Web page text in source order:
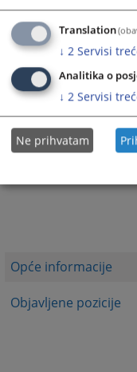
Opće informacije
Objavljene pozicije
Translation
↓ 2 Servisi
Analitika o
↓ 2 Servisi
Ne prihvatam